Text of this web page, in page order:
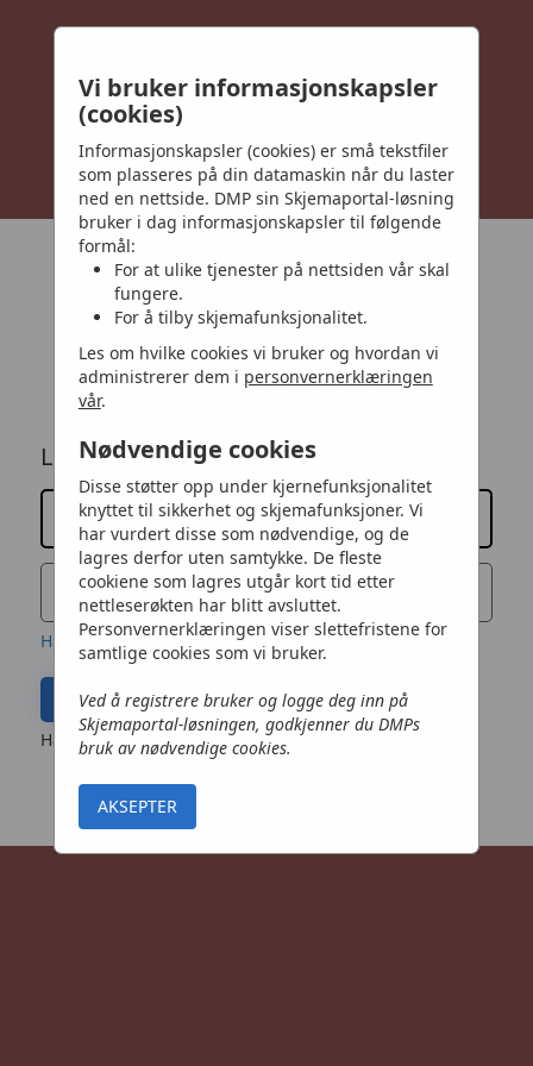
Logg på
Logg deg på med e-postadresse
Har du glemt passordet?
Logg på
Har du ikke en konto?
Registrer deg nå
Vi bruker informasjonskapsler
(cookies)
Informasjonskapsler (cookies) er små tekstfiler
som plasseres på din datamaskin når du laster
ned en nettside. DMP sin Skjemaportal-løsning
bruker i dag informasjonskapsler til følgende
formål:
For at ulike tjenester på nettsiden vår skal
fungere.
For å tilby skjemafunksjonalitet.
Les om hvilke cookies vi bruker og hvordan vi
administrerer dem i personvernerklæringen
vår.
Nødvendige cookies
Disse støtter opp under kjernefunksjonalitet
knyttet til sikkerhet og skjemafunksjoner. Vi
har vurdert disse som nødvendige, og de
lagres derfor uten samtykke. De fleste
cookiene som lagres utgår kort tid etter
nettleserøkten har blitt avsluttet.
Personvernerklæringen viser slettefristene for
samtlige cookies som vi bruker.
Ved å registrere bruker og logge deg inn på
Skjemaportal-løsningen, godkjenner du DMPs
bruk av nødvendige cookies.
AKSEPTER